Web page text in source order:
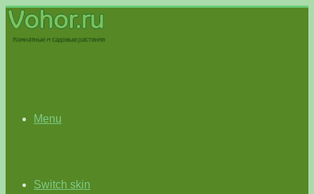
Menu
Switch skin